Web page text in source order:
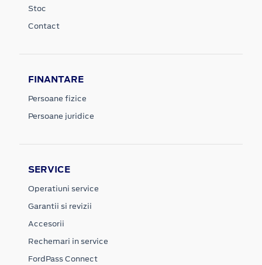
Stoc
Contact
FINANTARE
Persoane fizice
Persoane juridice
SERVICE
Operatiuni service
Garantii si revizii
Accesorii
Rechemari in service
FordPass Connect